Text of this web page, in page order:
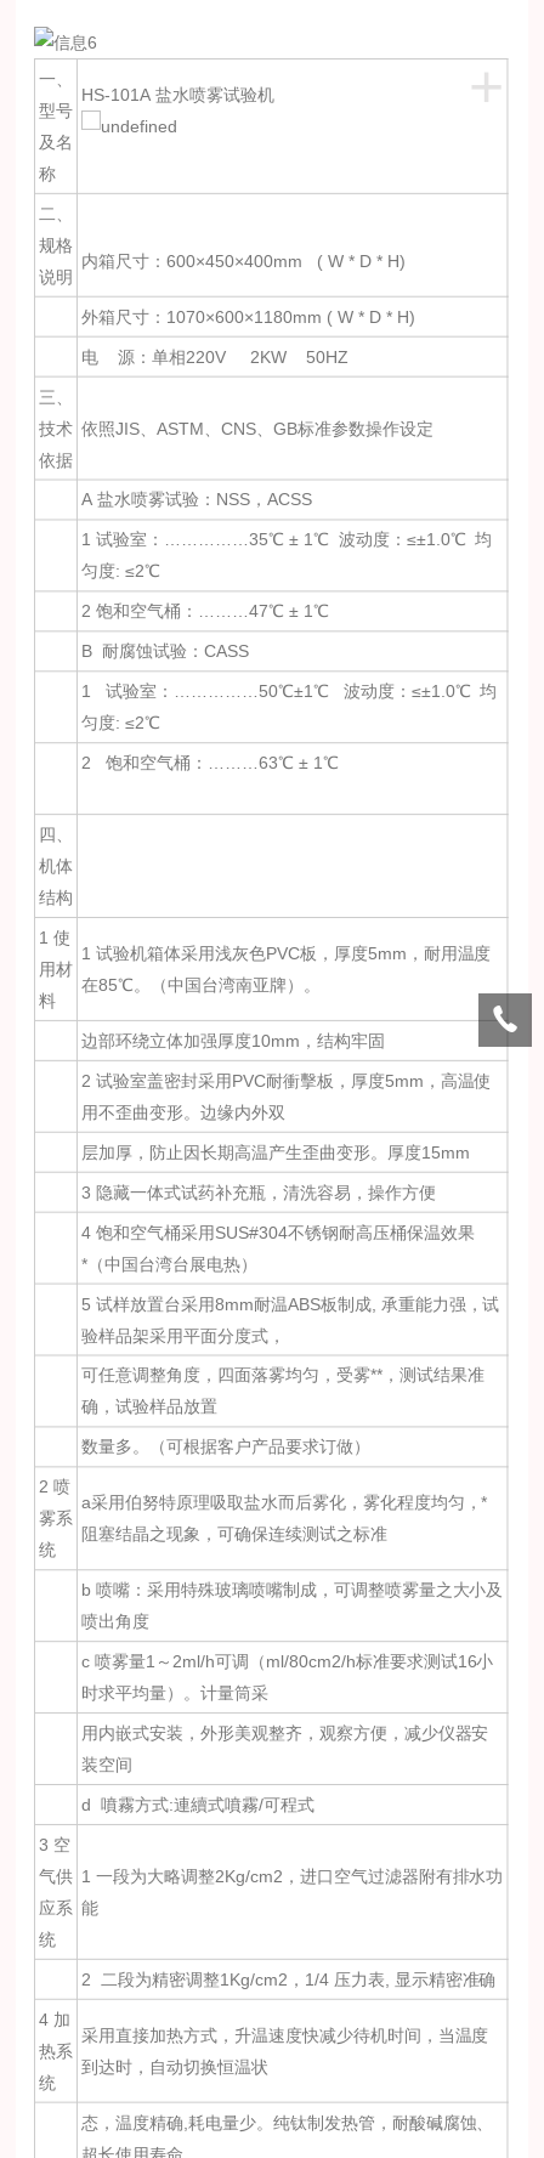
+
一、
型号
及名
称
HS-101A 盐水喷雾试验机
二、
规格
说明
内箱尺寸：600×450×400mm ( W * D * H)
外箱尺寸：1070×600×1180mm ( W * D * H)
电 源：单相220V 2KW 50HZ
三、
技术
依据
依照JIS、ASTM、CNS、GB标准参数操作设定
A 盐水喷雾试验：NSS，ACSS
1 试验室：……………35℃ ± 1℃ 波动度：≤±1.0℃ 均
匀度: ≤2℃
2 饱和空气桶：………47℃ ± 1℃
B 耐腐蚀试验：CASS
1 试验室：……………50℃±1℃ 波动度：≤±1.0℃ 均
匀度: ≤2℃
2 饱和空气桶：………63℃ ± 1℃
四、
机体
结构
1 使
用材
料
1 试验机箱体采用浅灰色PVC板，厚度5mm，耐用温度
在85℃。（中国台湾南亚牌）。
边部环绕立体加强厚度10mm，结构牢固
2 试验室盖密封采用PVC耐衝擊板，厚度5mm，高温使
用不歪曲变形。边缘内外双
层加厚，防止因长期高温产生歪曲变形。厚度15mm
3 隐藏一体式试药补充瓶，清洗容易，操作方便
4 饱和空气桶采用SUS#304不锈钢耐高压桶保温效果
*（中国台湾台展电热）
5 试样放置台采用8mm耐温ABS板制成, 承重能力强，试
验样品架采用平面分度式，
可任意调整角度，四面落雾均匀，受雾**，测试结果准
确，试验样品放置
数量多。（可根据客户产品要求订做）
2 喷
雾系
统
a采用伯努特原理吸取盐水而后雾化，雾化程度均匀，*
阻塞结晶之现象，可确保连续测试之标准
b 喷嘴：采用特殊玻璃喷嘴制成，可调整喷雾量之大小及
喷出角度
c 喷雾量1～2ml/h可调（ml/80cm2/h标准要求测试16小
时求平均量）。计量筒采
用内嵌式安装，外形美观整齐，观察方便，减少仪器安
装空间
d 噴霧方式:連續式噴霧/可程式
3 空
气供
应系
统
1 一段为大略调整2Kg/cm2，进口空气过滤器附有排水功
能
2 二段为精密调整1Kg/cm2，1/4 压力表, 显示精密准确
4 加
热系
统
采用直接加热方式，升温速度快减少待机时间，当温度
到达时，自动切换恒温状
态，温度精确,耗电量少。纯钛制发热管，耐酸碱腐蚀、
超长使用寿命